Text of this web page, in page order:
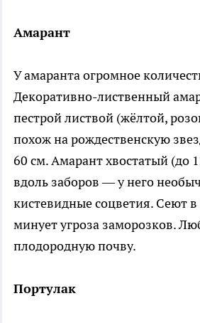
Амарант
У амаранта огромное
Декоративно-лиственный
пестрой листвой (жёлтой,
похож на рождественскую
60 см. Амарант хвостатый (до
вдоль заборов — у него
кистевидные соцветия. Сеют в
минует угроза заморозков.
плодородную почву.
Портулак